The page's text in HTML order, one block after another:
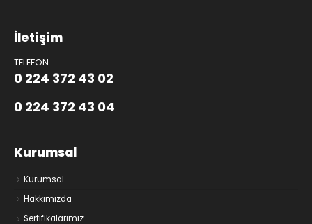
İletişim
TELEFON
0 224 372 43 02
0 224 372 43 04
Kurumsal
Kurumsal
Hakkımızda
Sertifikalarımız